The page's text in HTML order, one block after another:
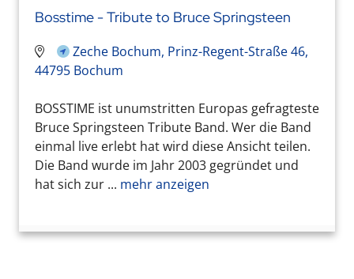
Bosstime - Tribute to Bruce Springsteen
Zeche Bochum, Prinz-Regent-Straße 46,
44795 Bochum
BOSSTIME ist unumstritten Europas gefragteste
Bruce Springsteen Tribute Band. Wer die Band
einmal live erlebt hat wird diese Ansicht teilen.
Die Band wurde im Jahr 2003 gegründet und
hat sich zur ... mehr anzeigen